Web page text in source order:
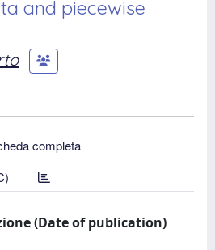
and piecewise
completa
(Date of publication)